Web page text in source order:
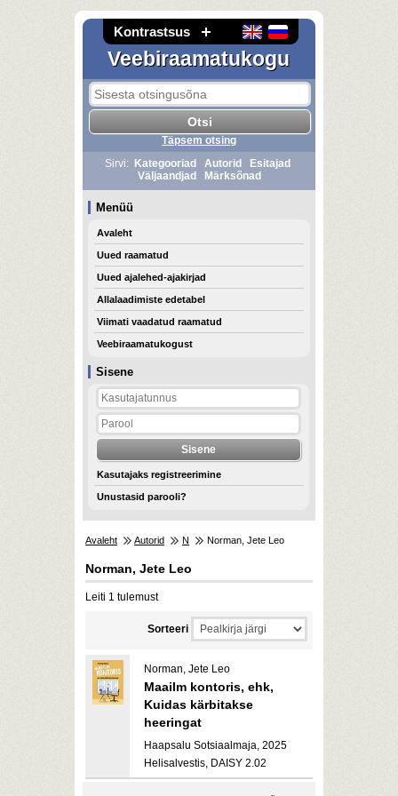
Kontrastsus
Veebiraamatukogu
Sisene
Kasutajaks registreerimine
Unustasid parooli?
Täpsem otsing
Sirvi:
Kategooriad Autorid
Esitajad
Väljaandjad
Märksõnad
Menüü
Avaleht
Uued raamatud
Uued ajalehed-ajakirjad
Allalaadimiste edetabel
Viimati vaadatud raamatud
Veebiraamatukogust
Avaleht Autorid N Norman, Jete Leo
Norman, Jete Leo
Leiti 1 tulemust
Sorteeri
Norman, Jete Leo
Maailm kontoris, ehk,
Kuidas kärbitakse
heeringat
Haapsalu Sotsiaalmaja, 2025
Helisalvestis, DAISY 2.02